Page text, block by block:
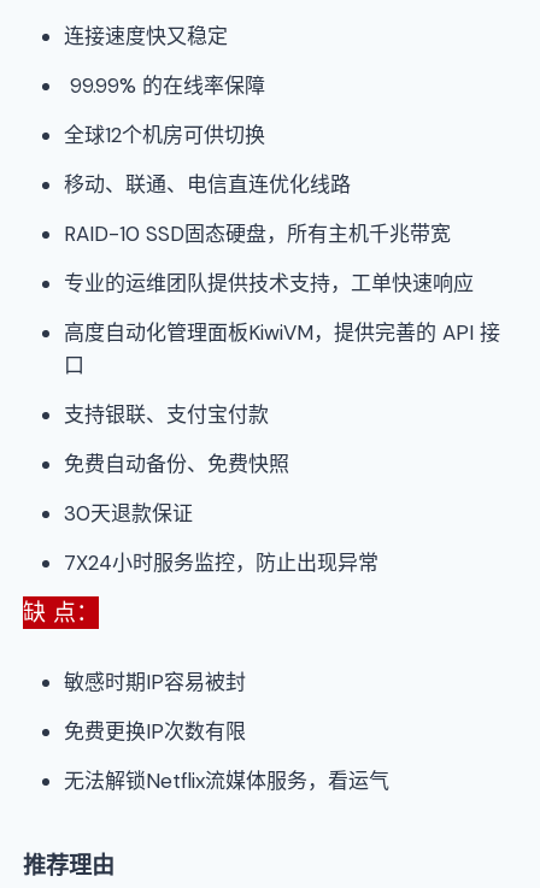
连接速度快又稳定
99.99% 的在线率保障
全球12个机房可供切换
移动、联通、电信直连优化线路
RAID-10 SSD固态硬盘，所有主机千兆带宽
专业的运维团队提供技术支持，工单快速响应
高度自动化管理面板KiwiVM，提供完善的 API 接
口
支持银联、支付宝付款
免费自动备份、免费快照
30天退款保证
7X24小时服务监控，防止出现异常
缺 点：
敏感时期IP容易被封
免费更换IP次数有限
无法解锁Netflix流媒体服务，看运气
推荐理由